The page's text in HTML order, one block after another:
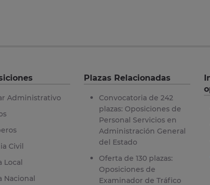
Administrativo
Civil
Local
Nacional
Plazas Relacionadas
Convocatoria de 242
plazas: Oposiciones de
Personal Servicios en
Administración General
del Estado
Oferta de 130 plazas:
Oposiciones de
Examinador de Tráfico